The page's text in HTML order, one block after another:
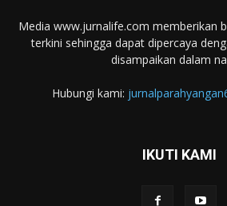
Media www.jurnalife.com memberikan
terkini sehingga dapat dipercaya
disampaikan dalam
Hubungi kami:
IKUTI KAMI